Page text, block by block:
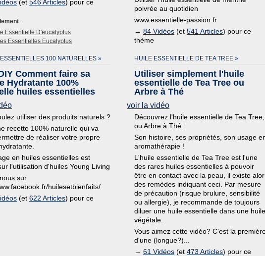
(et 546 Articles) pour ce
:
Essentielle D'eucalyptus
Essentielles Eucalyptus
poivrée au quotidien
www.essentielle-passion.fr
→ 84 Vidéos (et 541 Articles) pour ce
thème
100 NATURELLES »
Comment faire sa
Hydratante 100%
huiles essentielles
utiliser des produits naturels ?
recette 100% naturelle qui va
de réaliser votre propre
en huiles essentielles est
l'utilisation d'huiles Young Living
sur
huilesetbienfaits/
(et 622 Articles) pour ce
HUILE ESSENTIELLE DE TEA TREE »
Utiliser simplement l'huile
essentielle de Tea Tree ou
Arbre à Thé
voir la vidéo
Découvrez l'huile essentielle de Tea Tree,
ou Arbre à Thé :
Son histoire, ses propriétés, son usage
aromathérapie !
L'huile essentielle de Tea Tree est l'une
des rares huiles essentielles à pouvoir
être en contact avec la peau, il existe
des remèdes indiquant ceci. Par mesure
de précaution (risque brulure, sensibilité
ou allergie), je recommande de toujours
diluer une huile essentielle dans une huile
végétale.
Vous aimez cette vidéo? C'est la
d'une (longue?)...
→ 61 Vidéos (et 473 Articles) pour ce